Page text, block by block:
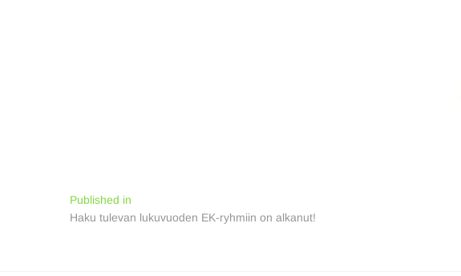
Artikkelien
selaus
Published in
Haku tulevan lukuvuoden EK-ryhmiin on alkanut!